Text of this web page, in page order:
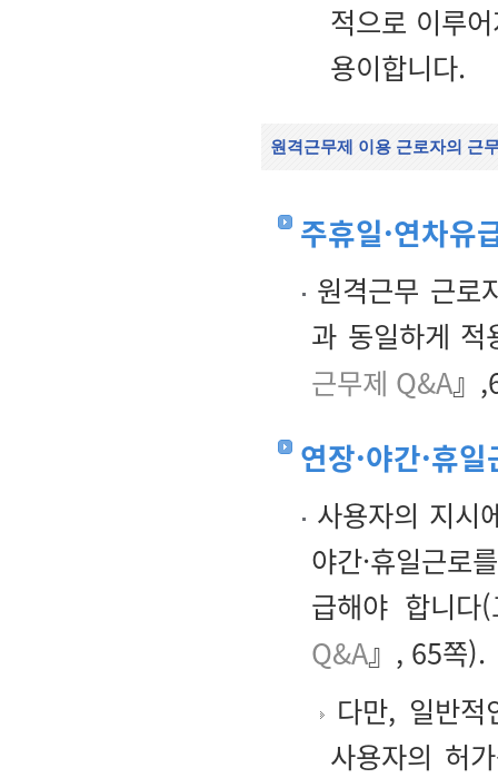
적으로 이루
용이합니다.
원격근무제 이용 근로자의 근
주휴일·연차유
원격근무 근로
과 동일하게 적
근무제 Q&A』
연장·야간·휴
사용자의 지시
야간·휴일근로
급해야 합니
Q&A』, 65쪽).
다만, 일반적
사용자의 허